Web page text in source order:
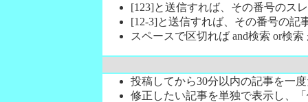
[123]と送信すれば、その番号のス
[12-3]と送信すれば、その番号の記
スペースで区切れば and検索 or検
投稿してから30分以内の記事を一
修正したい記事を単独で表示し、